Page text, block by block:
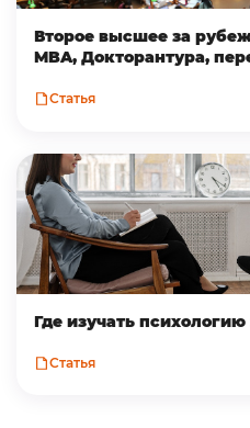
Второе высшее за
MBA, Докторантура,
Статья
Где изучать
Статья